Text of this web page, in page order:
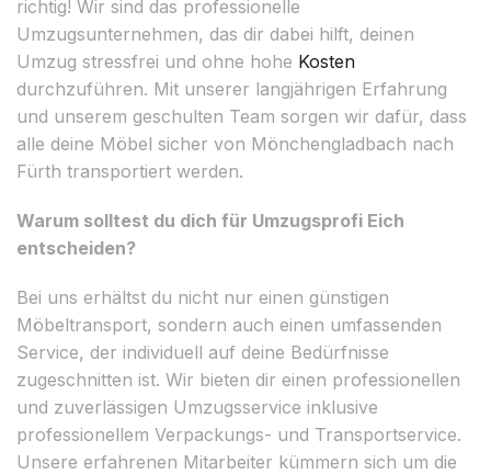
richtig! Wir sind das professionelle
Umzugsunternehmen, das dir dabei hilft, deinen
Umzug stressfrei und ohne hohe Kosten
durchzuführen. Mit unserer langjährigen Erfahrung
und unserem geschulten Team sorgen wir dafür, dass
alle deine Möbel sicher von Mönchengladbach nach
Fürth transportiert werden.
Warum solltest du dich für Umzugsprofi Eich
entscheiden?
Bei uns erhältst du nicht nur einen günstigen
Möbeltransport, sondern auch einen umfassenden
Service, der individuell auf deine Bedürfnisse
zugeschnitten ist. Wir bieten dir einen professionellen
und zuverlässigen Umzugsservice inklusive
professionellem Verpackungs- und Transportservice.
Unsere erfahrenen Mitarbeiter kümmern sich um die